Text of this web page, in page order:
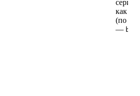
как
(по
—